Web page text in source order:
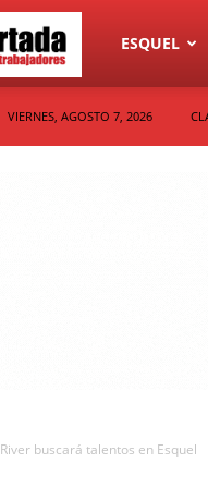
Diario
La
ESQUEL
VIERNES, AGOSTO 7, 2026
River buscará talentos en Esquel